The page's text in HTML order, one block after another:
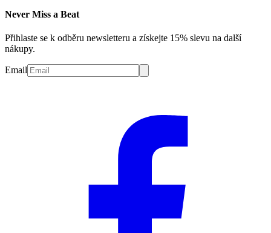
Never Miss a Beat
Přihlaste se k odběru newsletteru a získejte 15% slevu na další
nákupy.
Email